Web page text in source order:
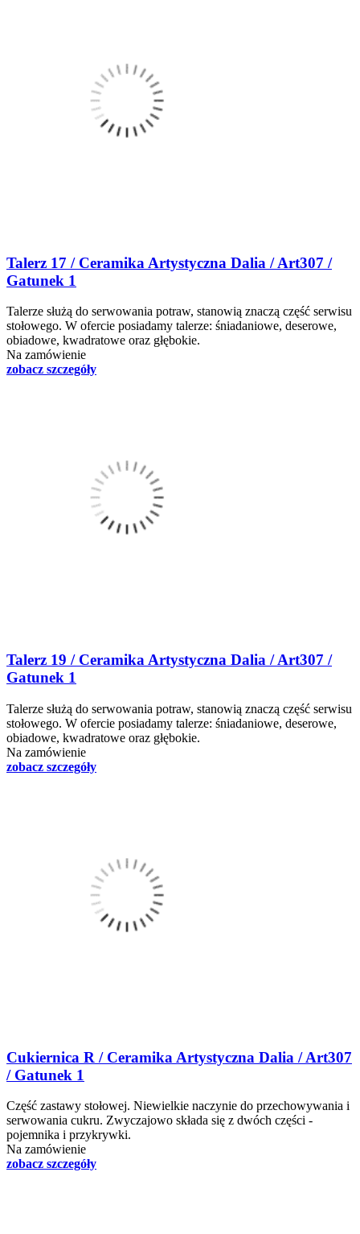
Talerz 17 / Ceramika Artystyczna Dalia / Art307 /
Gatunek 1
Talerze służą do serwowania potraw, stanowią znaczą część serwisu
stołowego. W ofercie posiadamy talerze: śniadaniowe, deserowe,
obiadowe, kwadratowe oraz głębokie.
Na zamówienie
zobacz szczegóły
Talerz 19 / Ceramika Artystyczna Dalia / Art307 /
Gatunek 1
Talerze służą do serwowania potraw, stanowią znaczą część serwisu
stołowego. W ofercie posiadamy talerze: śniadaniowe, deserowe,
obiadowe, kwadratowe oraz głębokie.
Na zamówienie
zobacz szczegóły
Cukiernica R / Ceramika Artystyczna Dalia / Art307
/ Gatunek 1
Część zastawy stołowej. Niewielkie naczynie do przechowywania i
serwowania cukru. Zwyczajowo składa się z dwóch części -
pojemnika i przykrywki.
Na zamówienie
zobacz szczegóły